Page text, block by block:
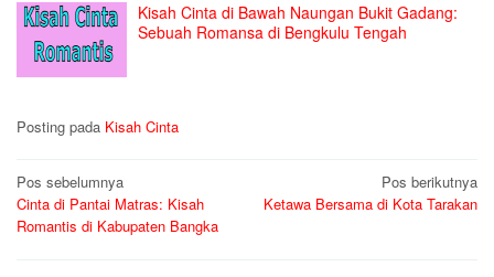
Kisah Cinta di Bawah Naungan Bukit Gadang:
Sebuah Romansa di Bengkulu Tengah
Posting pada Kisah Cinta
Navigasi
pos
Pos sebelumnya
Cinta di Pantai Matras: Kisah
Romantis di Kabupaten Bangka
Pos berikutnya
Ketawa Bersama di Kota Tarakan